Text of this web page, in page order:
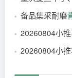
备品集采耐磨
20260804小
20260804小